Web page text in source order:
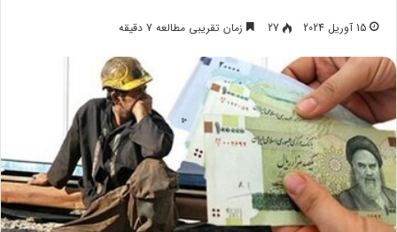
15 آوریل 2024 27 زمان تقریبی مطالعه 7 دقیقه